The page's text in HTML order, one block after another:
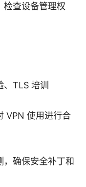
检查设备管理权
TLS 培训
VPN 使用进行合
，确保安全补丁和